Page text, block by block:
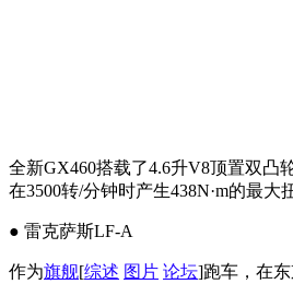
全新GX460搭载了4.6升V8顶置双凸
在3500转/分钟时产生438N·m的最大
● 雷克萨斯LF-A
作为旗舰[综述 图片 论坛]跑车，在